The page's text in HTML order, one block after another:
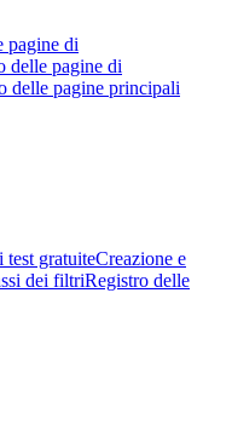
pagine di
delle pagine di
delle pagine principali
test gratuiteCreazione e
dei filtriRegistro delle